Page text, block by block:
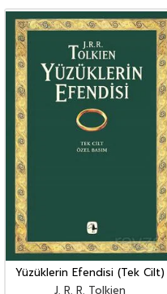
Yüzüklerin Efendisi (Tek Cilt)
J. R. R. Tolkien